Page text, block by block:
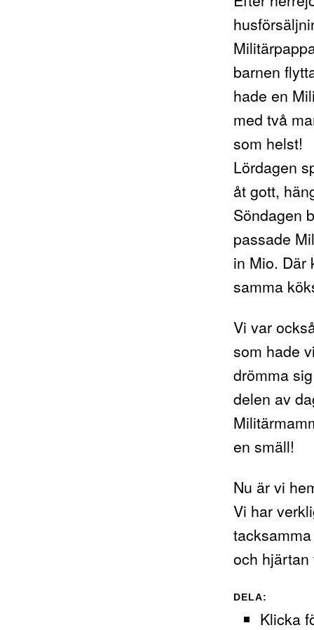
barnen
hade en
med två
som helst!
Lördagen
åt gott,
Söndagen
passade
in Mio. Där
samma
Vi var
som hade
drömma
delen av
en smäll!
Nu är vi
Vi har
och
DELA:
Klicka